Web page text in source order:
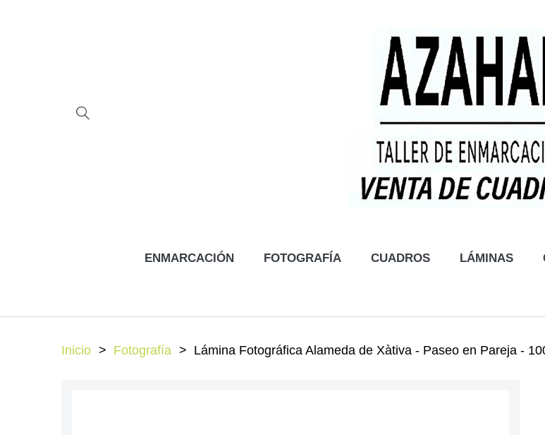
ENMARCACIÓN FOTOGRAFÍA CUADROS LÁMINAS
Inicio Fotografía Lámina Fotográfica Alameda de Xàtiva - Paseo en Pareja -